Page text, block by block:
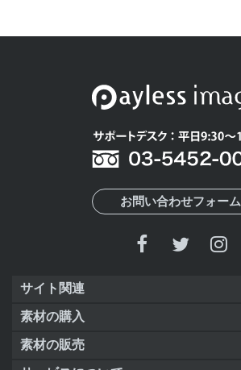
お問い合わせフォーム
サイト関連
素材の購入
素材の販売